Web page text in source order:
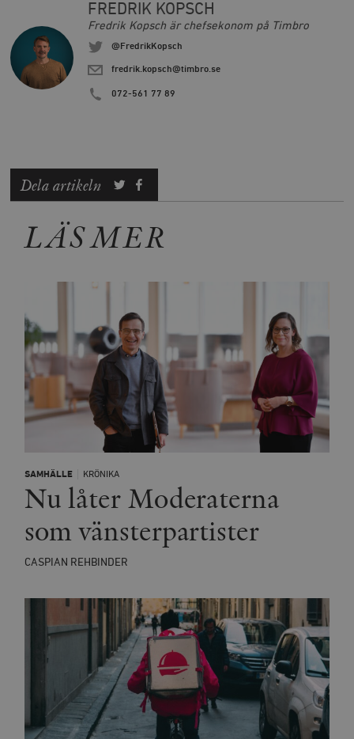
FREDRIK KOPSCH
Fredrik Kopsch är chefsekonom på Timbro
@FredrikKopsch
fredrik.kopsch@timbro.se
072-561 77 89
Dela artikeln
LÄS MER
SAMHÄLLE KRÖNIKA
Nu låter Moderaterna
som vänsterpartister
CASPIAN REHBINDER